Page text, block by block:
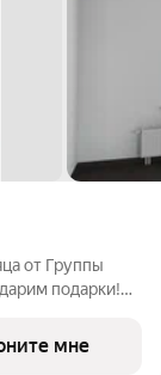
от Группы
подарки!
СКИДКИ
мне